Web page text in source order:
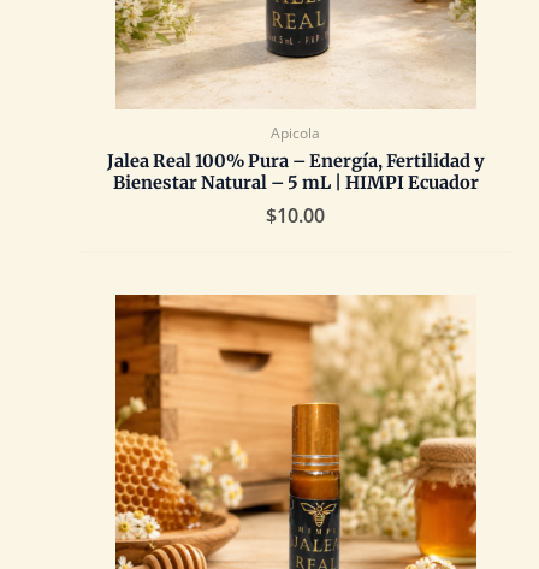
Apicola
Jalea Real 100% Pura – Energía, Fertilidad y
Bienestar Natural – 5 mL | HIMPI Ecuador
$10.00